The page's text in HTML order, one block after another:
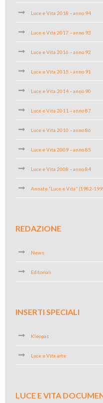
Luce e Vita 2018 – anno 94
Luce e Vita 2017 – anno 93
Luce e Vita 2016 – anno 92
Luce e Vita 2015 – anno 91
Luce e Vita 2014 – anno 90
Luce e Vita 2011 – anno 87
Luce e Vita 2010 – anno 86
Luce e Vita 2009 – anno 85
Luce e Vita 2008 – anno 84
Annate “Luce e Vita” (1982-
REDAZIONE
News
Editoriali
INSERTI SPECIALI
Kleopas
Luce e Vita arte
LUCE E VITA